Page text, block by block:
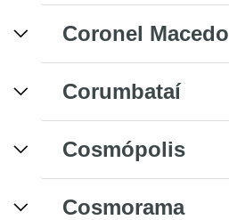
Coronel Macedo
Corumbataí
Cosmópolis
Cosmorama